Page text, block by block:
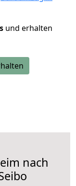
und erhalten
nach